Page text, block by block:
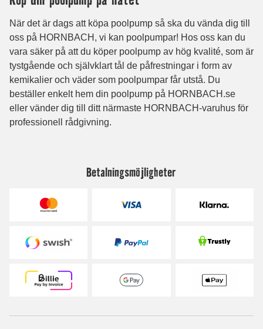
Betalningsmöjligheter